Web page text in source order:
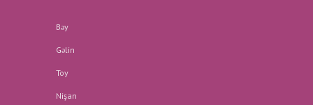
Bəy
Gəlin
Toy
Nişan